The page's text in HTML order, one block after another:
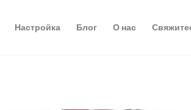
Настройка Блог О нас